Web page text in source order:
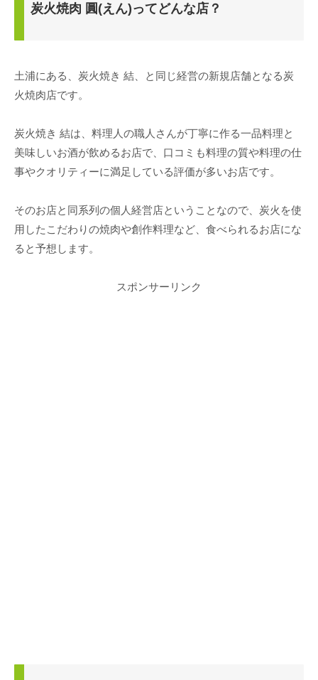
炭火焼肉 圓(えん)ってどんな店？
土浦にある、炭火焼き 結、と同じ経営の新規店舗となる炭
火焼肉店です。
炭火焼き 結は、料理人の職人さんが丁寧に作る一品料理と
美味しいお酒が飲めるお店で、口コミも料理の質や料理の仕
事やクオリティーに満足している評価が多いお店です。
そのお店と同系列の個人経営店ということなので、炭火を使
用したこだわりの焼肉や創作料理など、食べられるお店にな
ると予想します。
スポンサーリンク